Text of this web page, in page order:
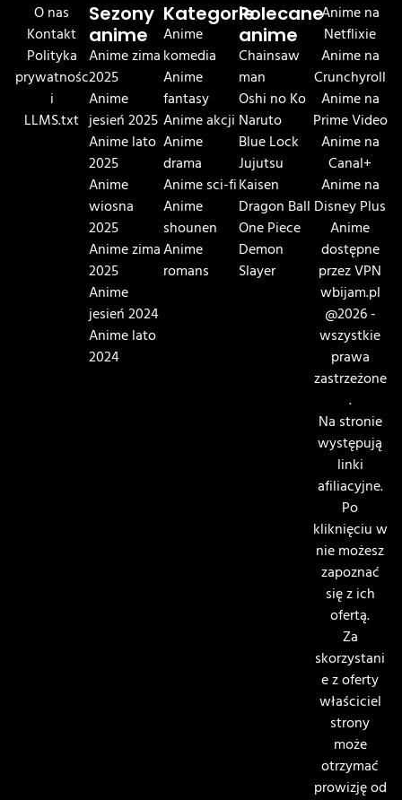
O nas
Kontakt
Polityka
prywatnośc
i
LLMS.txt
Sezony
anime
Anime zima
2025
Anime
jesień 2025
Anime lato
2025
Anime
wiosna
2025
Anime zima
2025
Anime
jesień 2024
Anime lato
2024
Kategorie
Anime
komedia
Anime
fantasy
Anime akcji
Anime
drama
Anime sci-fi
Anime
shounen
Anime
romans
Polecane
anime
Chainsaw
man
Oshi no Ko
Naruto
Blue Lock
Jujutsu
Kaisen
Dragon Ball
One Piece
Demon
Slayer
Anime na
Netflixie
Anime na
Crunchyroll
Anime na
Prime Video
Anime na
Canal+
Anime na
Disney Plus
Anime
dostępne
przez VPN
wbijam.pl
@2026 -
wszystkie
prawa
zastrzeżone
.
Na stronie
występują
linki
afiliacyjne.
Po
kliknięciu w
nie możesz
zapoznać
się z ich
ofertą.
Za
skorzystani
e z oferty
właściciel
strony
może
otrzymać
prowizję od